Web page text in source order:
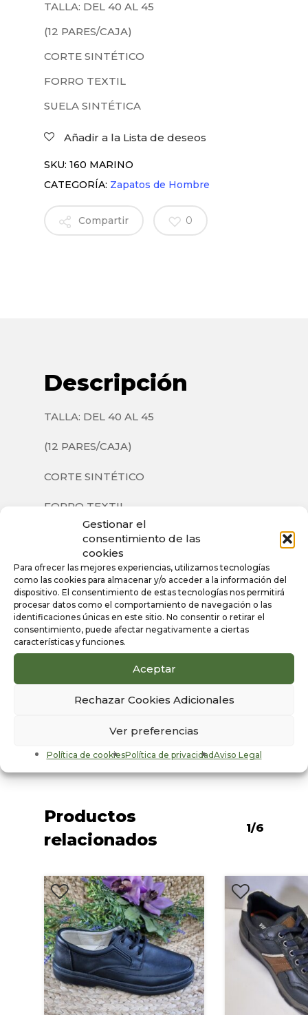
Gestionar el
consentimiento de las
cookies
Para ofrecer las mejores experiencias, utilizamos tecnologías
como las cookies para almacenar y/o acceder a la información del
dispositivo. El consentimiento de estas tecnologías nos permitirá
procesar datos como el comportamiento de navegación o las
identificaciones únicas en este sitio. No consentir o retirar el
consentimiento, puede afectar negativamente a ciertas
características y funciones.
Aceptar
Rechazar Cookies Adicionales
Ver preferencias
Política de cookiesPolítica de privacidadAviso Legal
TALLA: DEL 40 AL 45
(12 PARES/CAJA)
CORTE SINTÉTICO
FORRO TEXTIL
SUELA SINTÉTICA
Añadir a la Lista de deseos
SKU: 160 MARINO
CATEGORÍA: Zapatos de Hombre
Compartir 0
Descripción
TALLA: DEL 40 AL 45
(12 PARES/CAJA)
CORTE SINTÉTICO
FORRO TEXTIL
SUELA SINTÉTICA
Información
adicional
Azul Marino
Productos
relacionados
1/6